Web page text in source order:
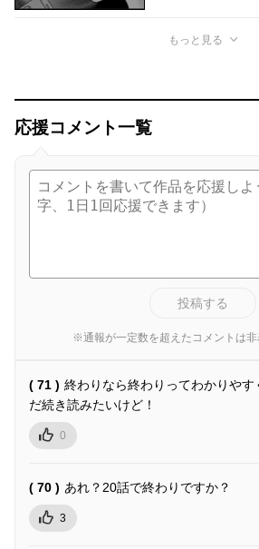
もっと見る
応援コメント一覧
投稿する
※通報が一定数を超えたコメントは非
( 71 ) 終わりなら終わりってわかりやす
だ続き読みたいけど！
0
( 70 ) あれ？20話で終わりですか？
3